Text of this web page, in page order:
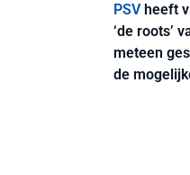
PSVheeft
‘de roots’
meteen
de